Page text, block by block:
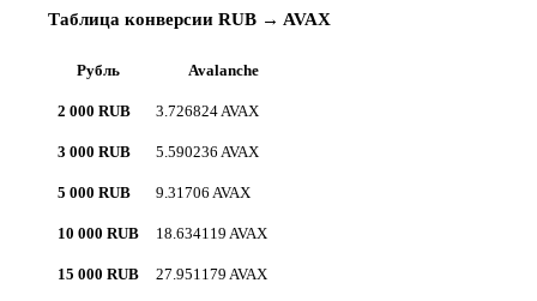
Таблица конверсии RUB → AVAX
Рубль Avalanche
2 000 RUB 3.726824 AVAX
3 000 RUB 5.590236 AVAX
5 000 RUB 9.31706 AVAX
10 000 RUB 18.634119 AVAX
15 000 RUB 27.951179 AVAX